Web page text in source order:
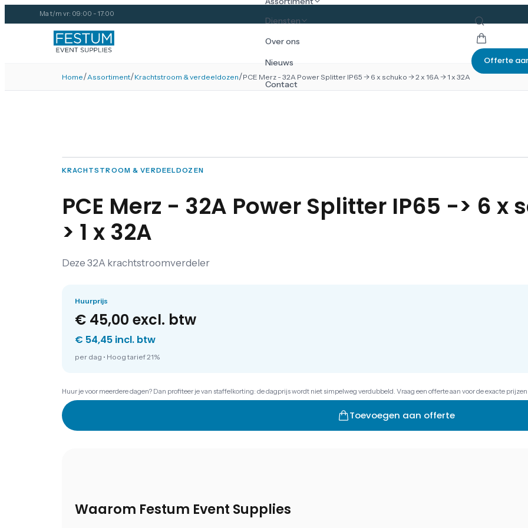
Ma t/m vr: 09:00 - 17:00
Diensten
Over ons
Nieuws
Contact
Offerte
Home/Assortiment/Krachtstroom & verdeeldozen/PCE Merz - 32A Power Splitter IP65 -> 6 x schuko -> 2 x 16A -> 1 x 32A
KRACHTSTROOM & VERDEELDOZEN
PCE Merz - 32A Power Splitter IP65 -> 6 x
> 1 x 32A
Deze 32A krachtstroomverdeler
Huurprijs
€ 45,00 excl. btw
€ 54,45 incl. btw
per dag • Hoog tarief 21%
Huur je voor meerdere dagen? Dan profiteer je van staffelkorting: de dagprijs wordt niet simpelweg verdubbeld. Vraag een offerte aan voor de exacte
Toevoegen aan offerte
Waarom Festum Event Supplies